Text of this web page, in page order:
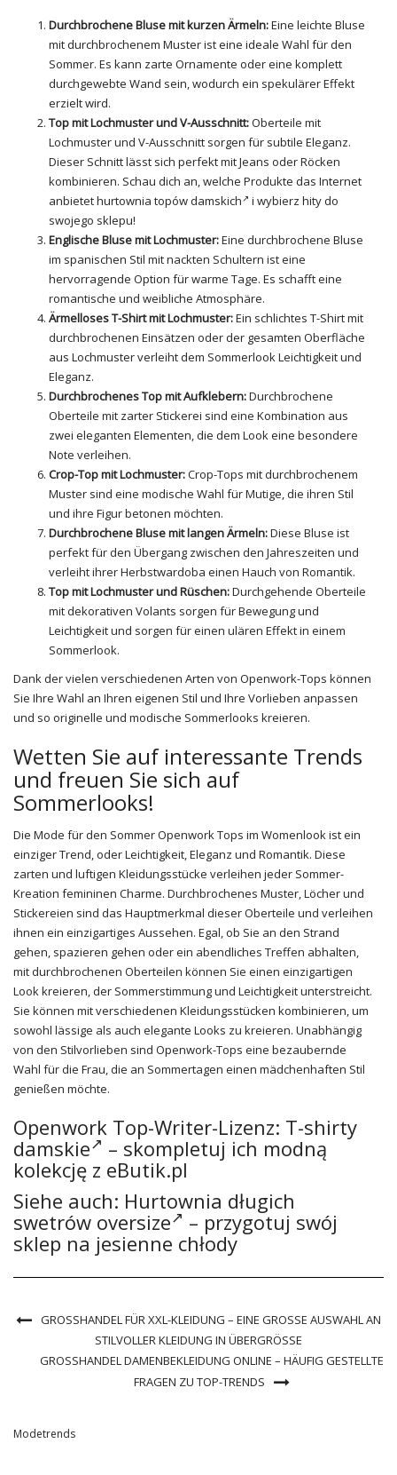
Durchbrochene Bluse mit kurzen Ärmeln:Eine leichte Bluse
mit durchbrochenem Muster ist eine ideale Wahl für den
Sommer. Es kann zarte Ornamente oder eine komplett
durchgewebte Wand sein, wodurch ein spekulärer Effekt
erzielt wird.
Top mit Lochmuster und V-Ausschnitt:Oberteile mit
Lochmuster und V-Ausschnitt sorgen für subtile Eleganz.
Dieser Schnitt lässt sich perfekt mit Jeans oderRöcken
kombinieren. Schau dich an, welche Produkte das Internet
anbietethurtownia topów damskich
i wybierz hity do
swojego sklepu!
Englische Bluse mit Lochmuster:Eine durchbrochene Bluse
im spanischen Stil mit nackten Schultern ist eine
hervorragende Option für warme Tage. Es schafft eine
romantische und weibliche Atmosphäre.
Ärmelloses T-Shirt mit Lochmuster:Ein schlichtes T-Shirt mit
durchbrochenen Einsätzen oder der gesamten Oberfläche
aus Lochmuster verleiht dem Sommerlook Leichtigkeit und
Eleganz.
Durchbrochenes Top mit Aufklebern:Durchbrochene
Oberteile mit zarter Stickerei sind eine Kombination aus
zwei eleganten Elementen, die dem Look eine besondere
Note verleihen.
Crop-Top mit Lochmuster:Crop-Tops mit durchbrochenem
Muster sind eine modische Wahl für Mutige, die ihren Stil
und ihre Figur betonen möchten.
Durchbrochene Bluse mit langen Ärmeln:Diese Bluse ist
perfekt für den Übergang zwischen den Jahreszeiten und
verleiht ihrer Herbstwardoba einen Hauch von Romantik.
Top mit Lochmuster und Rüschen:Durchgehende Oberteile
mit dekorativen Volants sorgen für Bewegung und
Leichtigkeit und sorgen für einen ulären Effekt in einem
Sommerlook.
Dank der vielen verschiedenen Arten von Openwork-Tops können
Sie Ihre Wahl an Ihren eigenen Stil und Ihre Vorlieben anpassen
und so originelle und modische Sommerlooks kreieren.
Wetten Sie auf interessante Trends
und freuen Sie sich auf
Sommerlooks!
Die Mode für den Sommer Openwork Tops im Womenlook ist ein
einziger Trend, oder Leichtigkeit, Eleganz und Romantik. Diese
zarten und luftigen Kleidungsstücke verleihen jeder Sommer-
Kreation femininen Charme. Durchbrochenes Muster, Löcher und
Stickereien sind das Hauptmerkmal dieser Oberteile und verleihen
ihnen ein einzigartiges Aussehen. Egal, ob Sie an den Strand
gehen, spazieren gehen oder ein abendliches Treffen abhalten,
mit durchbrochenen Oberteilen können Sie einen einzigartigen
Look kreieren, der Sommerstimmung und Leichtigkeit unterstreicht.
Sie können mit verschiedenen Kleidungsstücken kombinieren, um
sowohl lässige als auch elegante Looks zu kreieren. Unabhängig
von den Stilvorlieben sind Openwork-Tops eine bezaubernde
Wahl für die Frau, die an Sommertagen einen mädchenhaften Stil
genießen möchte.
Openwork Top-Writer-Lizenz: T-shirty
damskie
– skompletuj ich modną
kolekcję z eButik.pl
Siehe auch: Hurtownia długich
swetrów oversize
– przygotuj swój
sklep na jesienne chłody
GROSSHANDEL FÜR XXL-KLEIDUNG – EINE GROSSE AUSWAHL AN ST
ILVOLLER KLEIDUNG IN ÜBERGRÖSSE
GROSSHANDEL DAMENBEKLEIDUNG ONLINE – HÄUFIG GESTELLTE
FRAGEN ZU TOP-TRENDS
Modetrends